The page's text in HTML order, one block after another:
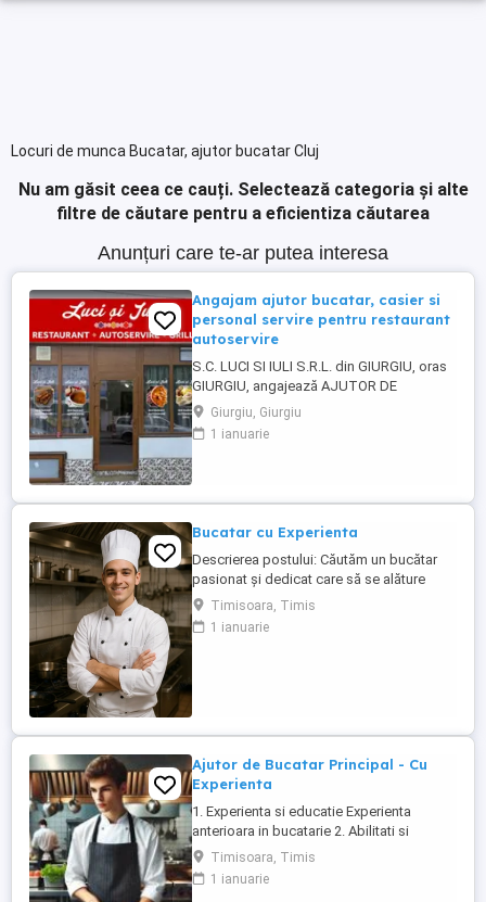
Locuri de munca Bucatar, ajutor bucatar Cluj
Nu am găsit ceea ce cauți. Selectează categoria și alte
filtre de căutare pentru a eficientiza căutarea
Anunțuri care te-ar putea interesa
Angajam ajutor bucatar, casier si
personal servire pentru restaurant
autoservire
S.C. LUCI SI IULI S.R.L. din GIURGIU, oras
GIURGIU, angajează AJUTOR DE
BUCĂTAR, CASIER ȘI PERSONAL SERVIRE
pentru RESTAURANT AUTOSERVIRE:
Detalii salariu la telefon Program de lucru
întotdeauna la timp (avans si lichidare) ...
Giurgiu, Giurgiu
1 ianuarie
Bucatar cu Experienta
Descrierea postului: Căutăm un bucătar
pasionat și dedicat care să se alăture
echipei noastre. Persoana potrivită va fi
responsabilă de pregătirea preparatelor
conform meniului, respectarea
Timisoara, Timis
1 ianuarie
Ajutor de Bucatar Principal - Cu
Experienta
1. Experienta si educatie Experienta
anterioara in bucatarie 2. Abilitati si
competente Capacitatea de a respecta
retetele si indicatiile bucatarului.
Rapiditate si atentie la detalii in pregatirea
Timisoara, Timis
1 ianuarie